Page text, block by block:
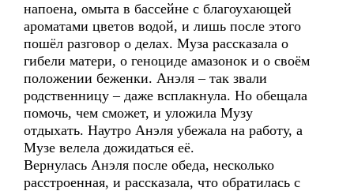
напоена, омыта в бассейне с благоухающей
ароматами цветов водой, и лишь после этого
пошёл разговор о делах. Муза рассказала о
гибели матери, о геноциде амазонок и о своём
положении беженки. Анэля – так звали
родственницу – даже всплакнула. Но обещала
помочь, чем сможет, и уложила Музу
отдыхать. Наутро Анэля убежала на работу, а
Музе велела дожидаться её.
Вернулась Анэля после обеда, несколько
расстроенная, и рассказала, что обратилась с